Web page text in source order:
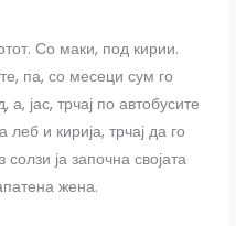
Со маки, под кирии.
па, со месеци сум го
јас, трчај по автобусите
и кирија, трчај да го
ја започна својата
жена.